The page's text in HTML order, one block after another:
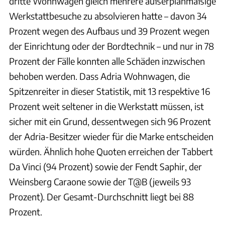
Werkstattbesuche zu absolvieren hatte – davon 34
Prozent wegen des Aufbaus und 39 Prozent wegen
der Einrichtung oder der Bordtechnik – und nur in 78
Prozent der Fälle konnten alle Schäden inzwischen
behoben werden. Dass Adria Wohnwagen, die
Spitzenreiter in dieser Statistik, mit 13 respektive 16
Prozent weit seltener in die Werkstatt müssen, ist
sicher mit ein Grund, dessentwegen sich 96 Prozent
der Adria-Besitzer wieder für die Marke entscheiden
würden. Ähnlich hohe Quoten erreichen der Tabbert
Da Vinci (94 Prozent) sowie der Fendt Saphir, der
Weinsberg Caraone sowie der T@B (jeweils 93
Prozent). Der Gesamt-Durchschnitt liegt bei 88
Prozent.